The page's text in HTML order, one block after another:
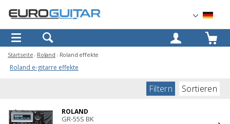
OK
Startseite Roland Roland effekte
Roland e-gitarre effekte
Filtern Sortieren
ROLAND
GR-55S BK